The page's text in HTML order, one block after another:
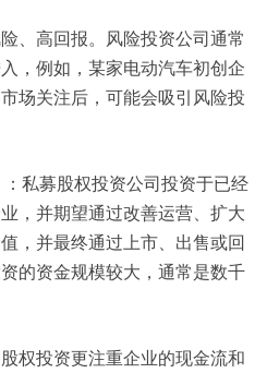
、高回报。风险投资公司通常
，例如，某家电动汽车初创企
场关注后，可能会吸引风险投
私募股权投资公司投资于已经
，并期望通过改善运营、扩大
，并最终通过上市、出售或回
的资金规模较大，通常是数千
权投资更注重企业的现金流和